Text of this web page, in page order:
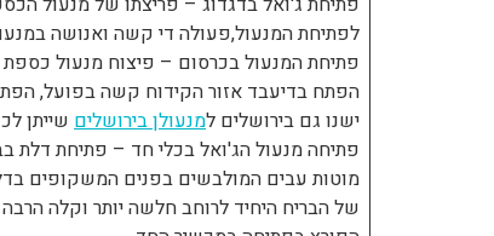
לפתיחת המנעול,פעולה די קשה ואנושה
פתיחת המנעול בכרסום – פיצוח מנעול כספת
הפתח בדיעבד אזור הקידוח קשה בפועל,
ישנו גם בירושלים למנעולן בירושלים שייתן
פתיחה מנעול הג'ואל בכלי חד – פתיחת דלת
מוטות עבים המולבשים בפנים המשקופים
של הבריח היחיד לרוחב חלשה יותר וקלה הרבה